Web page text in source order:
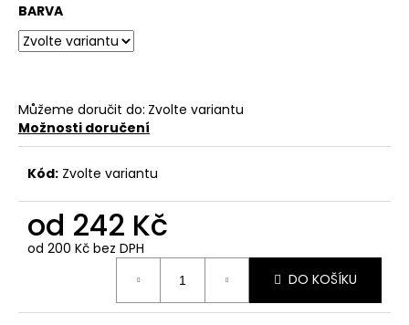
BARVA
Můžeme doručit do: Zvolte variantu
Možnosti doručení
Kód: Zvolte variantu
od 242 Kč
od 200 Kč bez DPH
DO KOŠÍKU
o
p
o
u
č
u
e